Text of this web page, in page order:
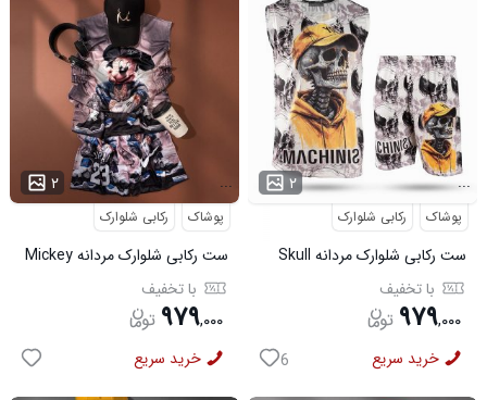
۲ ...
پوشاک رکابی شلوارک
ست رکابی شلوارک مردانه Mickey
مدل 3996 با تخفیف
۹۷۹,۰۰۰
خرید سریع
۲ ...
پوشاک رکابی شلوارک
ست رکابی شلوارک مردانه Skull
مدل 3995 با تخفیف
۹۷۹,۰۰۰
خرید سریع 6